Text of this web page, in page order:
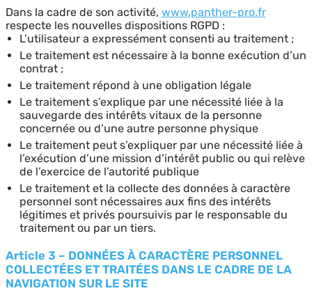
Dans la cadre de son activité, www.panther-pro.fr
respecte les nouvelles dispositions RGPD :
L’utilisateur a expressément consenti au traitement ;
Le traitement est nécessaire à la bonne exécution d’un
contrat ;
Le traitement répond à une obligation légale
Le traitement s’explique par une nécessité liée à la
sauvegarde des intérêts vitaux de la personne
concernée ou d’une autre personne physique
Le traitement peut s’expliquer par une nécessité liée à
l’exécution d’une mission d’intérêt public ou qui relève
de l’exercice de l’autorité publique
Le traitement et la collecte des données à caractère
personnel sont nécessaires aux fins des intérêts
légitimes et privés poursuivis par le responsable du
traitement ou par un tiers.
Article 3 – DONNÉES À CARACTÈRE PERSONNEL
COLLECTÉES ET TRAITÉES DANS LE CADRE DE LA
NAVIGATION SUR LE SITE